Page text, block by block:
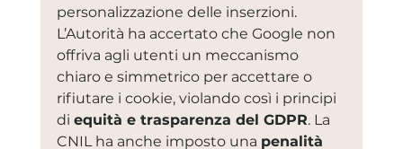
personalizzazione delle inserzioni.
L’Autorità ha accertato che Google non
offriva agli utenti un meccanismo
chiaro e simmetrico per accettare o
rifiutare i cookie, violando così i principi
di equità e trasparenza del GDPR. La
CNIL ha anche imposto una penalità